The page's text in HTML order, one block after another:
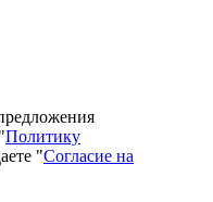
Политику
"Согласие на